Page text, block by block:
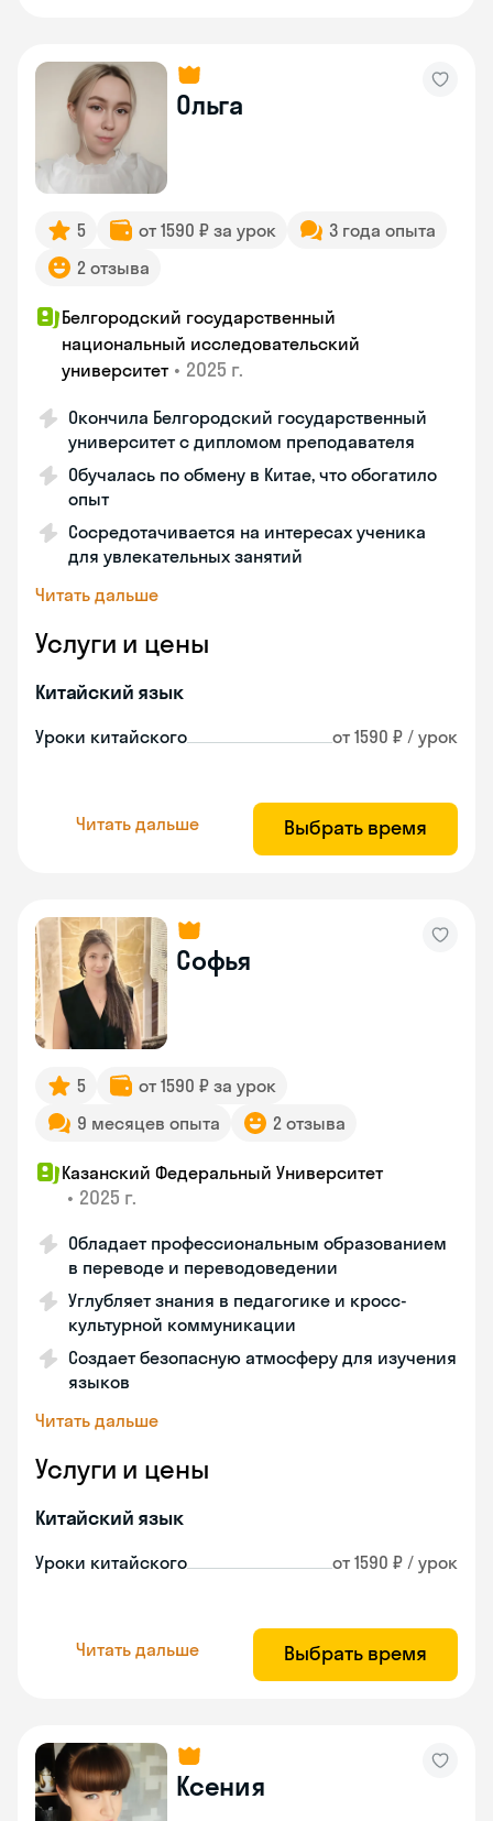
Ольга
5 от 1590 ₽ за урок
3 года опыта
2 отзыва
Белгородский государственный
национальный исследовательский
университет • 2025 г.
Окончила Белгородский государственный
университет с дипломом преподавателя
Обучалась по обмену в Китае, что обогатило
опыт
Сосредотачивается на интересах ученика
для увлекательных занятий
Читать дальше
Услуги и цены
Китайский язык
Уроки китайского от 1590 ₽ / урок
Читать дальше Выбрать время
Софья
5
от 1590 ₽ за урок
9 месяцев опыта
2 отзыва
Казанский Федеральный Университет
• 2025 г.
Обладает профессиональным образованием
в переводе и переводоведении
Углубляет знания в педагогике и кросс-
культурной коммуникации
Создает безопасную атмосферу для изучения
языков
Читать дальше
Услуги и цены
Китайский язык
Уроки китайского от 1590 ₽ / урок
Читать дальше Выбрать время
Ксения